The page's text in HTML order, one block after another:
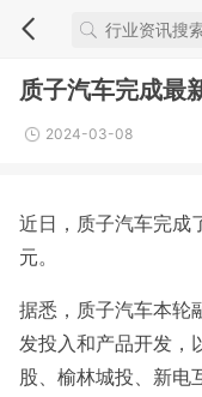
质子汽车完成最
2024-03-08
近日，质子汽车完成
元。
据悉，质子汽车本轮
发投入和产品开发，
股、榆林城投、新电